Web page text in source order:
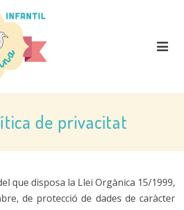
de privacitat
que disposa la Llei Orgànica 15/1999,
de protecció de dades de caràcter